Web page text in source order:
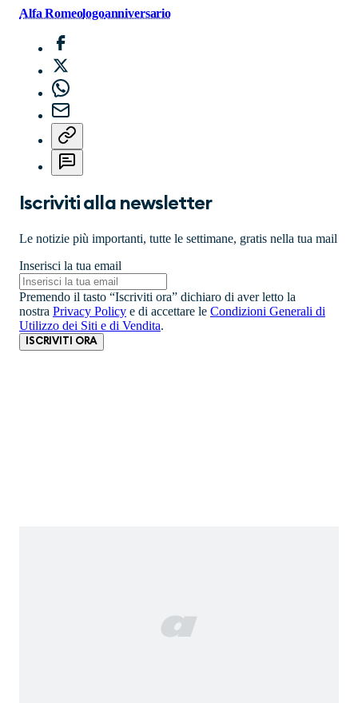
Alfa Romeologoanniversario
Iscriviti alla newsletter
Le notizie più importanti, tutte le settimane, gratis nella tua mail
Inserisci la tua email
Premendo il tasto “Iscriviti ora” dichiaro di aver letto la
nostra Privacy Policy e di accettare le Condizioni Generali di
Utilizzo dei Siti e di Vendita.
ISCRIVITI ORA